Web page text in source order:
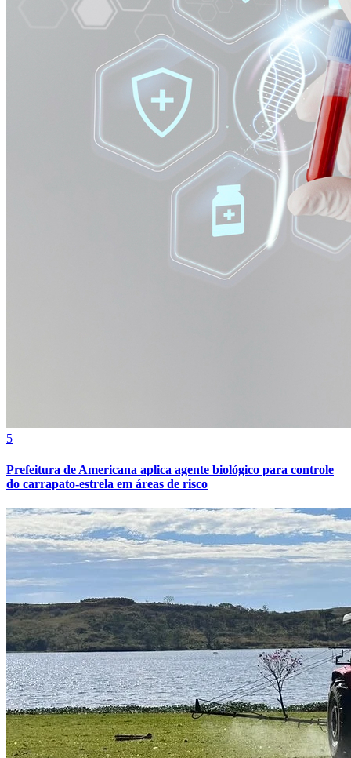
Bragantino
5
Prefeitura de Americana aplica agente biológico para controle
do carrapato-estrela em áreas de risco